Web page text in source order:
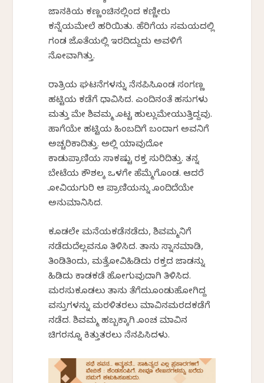
ಜಾನಕಿಯ ಕಣ್ಣಂಚಿನಲ್ಲಿಂದ ಕಣ್ಣೀರು
ಕನ್ನೆಯಮೇಲೆ ಹರಿಯಿತು. ಹೆರಿಗೆಯ ಸಮಯದಲ್ಲಿ
ಗಂಡ ಜೊತೆಯಲ್ಲಿ ಇರದಿದ್ದುದು ಅವಳಿಗೆ
ನೋವಾಗಿತ್ತು.
ರಾತ್ರಿಯ ಘಟನೆಗಳನ್ನು ನೆನಪಿಸಿಕೊಂಡ ಸಂಗಣ್ಣ
ಹಟ್ಟಿಯ ಕಡೆಗೆ ಧಾವಿಸಿದ. ಎಂದಿನಂತೆ ಹಸುಗಳು
ಮತ್ತು ಮೇಕೆ ಶಿವಮ್ಮ ಕೊಟ್ಟ ಹುಲ್ಲುಮೇಯುತ್ತಿದ್ದವು.
ಹಾಗೆಯೇ ಹಟ್ಟಿಯ ಹಿಂಬದಿಗೆ ಬಂದಾಗ ಅವನಿಗೆ
ಅಚ್ಚರಿಕಾದಿತ್ತು. ಅಲ್ಲಿ ಯಾವುದೋ
ಕಾಡುಪ್ರಾಣಿಯ ಸಾಕಷ್ಟು ರಕ್ತ ಸುರಿದಿತ್ತು. ತನ್ನ
ಬೇಟೆಯ ಕೌಶಲಕ್ಕೆ ಒಳಗೇ ಹೆಮ್ಮೆಗೊಂಡ. ಆದರೆ
ಕೋವಿಯಗುರಿ ಆ ಪ್ರಾಣಿಯನ್ನು ಕೊಂದಿದೆಯೇ
ಅನುಮಾನಿಸಿದ.
ಕೂಡಲೇ ಮನೆಯಕಡೆನಡೆದು, ಶಿವಮ್ಮನಿಗೆ
ನಡೆದುದೆಲ್ಲವನೂ ತಿಳಿಸಿದ. ತಾನು ಸ್ನಾನಮಾಡಿ,
ತಿಂಡಿತಿಂದು, ಮತ್ತೆಕೋವಿಹಿಡಿದು ರಕ್ತದ ಜಾಡನ್ನು
ಹಿಡಿದು ಕಾಡಕಡೆ ಹೋಗುವುದಾಗಿ ತಿಳಿಸಿದ.
ಮರಸುಕೂಡಲು ತಾನು ತೆಗೆದುಕೊಂಡುಹೋಗಿದ್ದ
ವಸ್ತುಗಳನ್ನು ಮರಳಿತರಲು ಮಾವಿನಮರದಕಡೆಗೆ
ನಡೆದ. ಶಿವಮ್ಮ ಹಬ್ಬಕ್ಕಾಗಿ ಕೊಂಚ ಮಾವಿನ
ಚಿಗರನ್ನೂ ಕಿತ್ತುತರಲು ನೆನಪಿಸಿದಳು.